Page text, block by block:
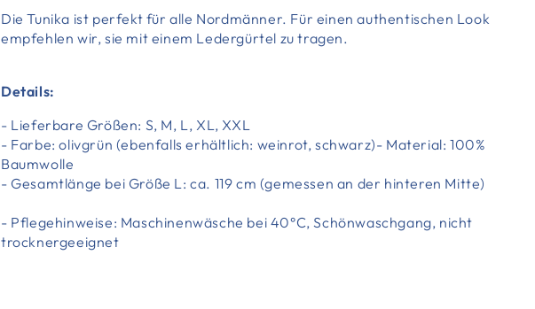
Die Tunika ist perfekt für alle Nordmänner. Für einen authentischen Look
empfehlen wir, sie mit einem Ledergürtel zu tragen.
Details:
- Lieferbare Größen: S, M, L, XL, XXL
- Farbe: olivgrün (ebenfalls erhältlich: weinrot, schwarz)- Material: 100%
Baumwolle
- Gesamtlänge bei Größe L: ca. 119 cm (gemessen an der hinteren Mitte)
- Pflegehinweise: Maschinenwäsche bei 40°C, Schönwaschgang, nicht
trocknergeeignet